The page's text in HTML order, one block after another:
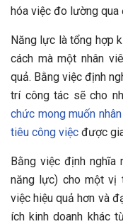
hóa việc đo lường qua
Năng lực là tổng hợp
cách mà một nhân
quả. Bằng việc định
trí công tác sẽ cho
chức mong muốn
tiêu công việc được
Bằng việc định nghĩa
năng lực) cho một vị
việc hiệu quả hơn và
ích kinh doanh khác